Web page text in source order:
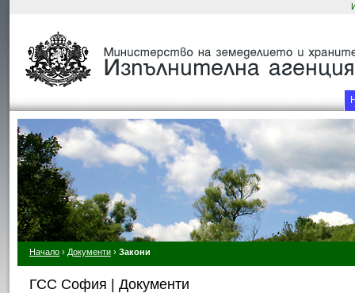
Начало › Документи › Закони
ГСС София | Документи